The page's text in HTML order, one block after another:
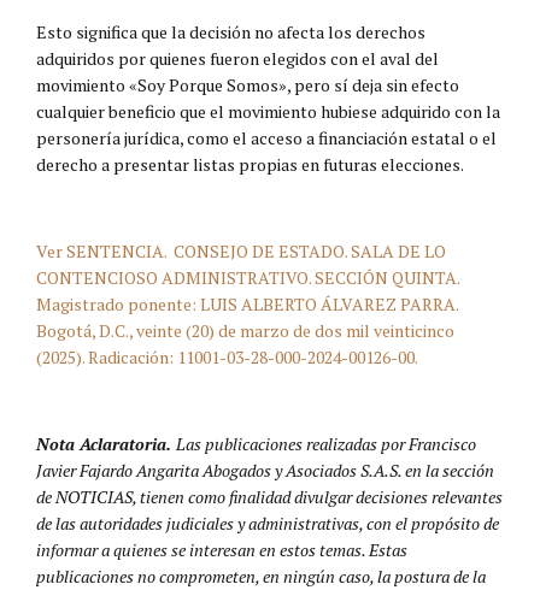
Esto significa que la decisión no afecta los derechos
adquiridos por quienes fueron elegidos con el aval del
movimiento «Soy Porque Somos», pero sí deja sin efecto
cualquier beneficio que el movimiento hubiese adquirido con la
personería jurídica, como el acceso a financiación estatal o el
derecho a presentar listas propias en futuras elecciones.
Ver SENTENCIA. CONSEJO DE ESTADO. SALA DE LO
CONTENCIOSO ADMINISTRATIVO. SECCIÓN QUINTA.
Magistrado ponente: LUIS ALBERTO ÁLVAREZ PARRA.
Bogotá, D.C., veinte (20) de marzo de dos mil veinticinco
(2025). Radicación: 11001-03-28-000-2024-00126-00.
Nota Aclaratoria.Las publicaciones realizadas por Francisco
Javier Fajardo Angarita Abogados y Asociados S.A.S. en la sección
de NOTICIAS, tienen como finalidad divulgar decisiones relevantes
de las autoridades judiciales y administrativas, con el propósito de
informar a quienes se interesan en estos temas. Estas
publicaciones no comprometen, en ningún caso, la postura de la